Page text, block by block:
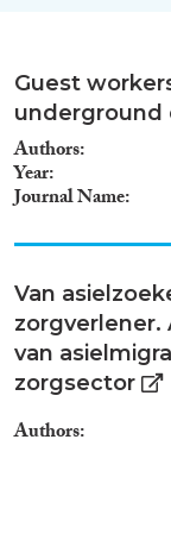
Guest
underground
Authors
Year
Journal Name
Van
zorgverlener.
van
zorgsector
Authors
Type of item
Book(4,957)
Book Chapter
Working
Report Series
Report(3,572)
Data Set
Doctoral